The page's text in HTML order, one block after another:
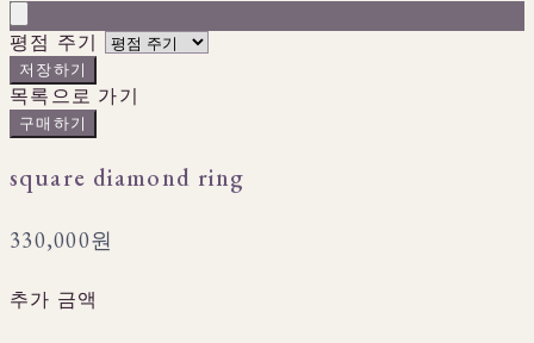
평점 주기
저장하기
목록으로 가기
구매하기
square diamond ring
330,000원
추가 금액